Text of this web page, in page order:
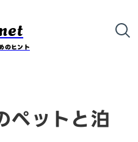
のヒント
ペットと泊